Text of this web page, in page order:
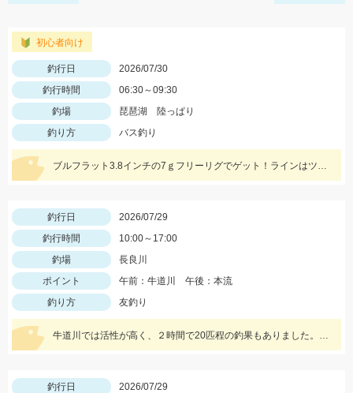
初心者向け
釣行日
2026/07/30
釣行時間
06:30～09:30
釣場
琵琶湖 陸っぱり
釣り方
バス釣り
ブルフラット3.8インチの7ｇフリーリグでゲット！ラインはツリノ バス用フロロカーボンライン20LB、フックはオーナー直リグフック3/0を使いました♪
釣行日
2026/07/29
釣行時間
10:00～17:00
釣場
長良川
ポイント
午前：牛道川 午後：本流
釣り方
友釣り
牛道川では活性が高く、２時間で20匹程の釣果もありました。本流でも20ｃｍクラスの鮎が掛かるようになってきており楽しむことができています。
釣行日
2026/07/29